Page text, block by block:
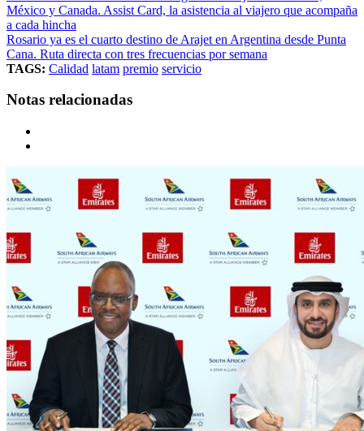
México y Canada. Assist Card, la asistencia al viajero que acompaña
a cada hincha
Rosario ya es el cuarto destino de Arajet en Argentina desde Punta
Cana. Ruta directa con tres frecuencias por semana
TAGS: Calidad latam premio servicio
Notas relacionadas